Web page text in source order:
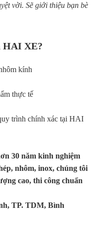
vời. Sẽ giới thiệu bạn bè
HAI XE?
kính
thực tế
trình chính xác tại HAI
30 năm kinh nghiệm
nhôm, inox, chúng tôi
cao, thi công chuẩn
TP. TDM, Bình